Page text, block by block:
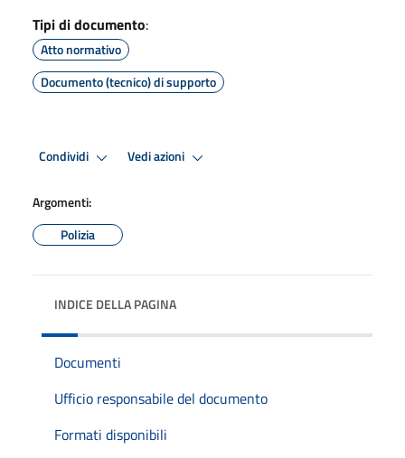
Tipi di documento:
Atto normativo
Documento (tecnico) di supporto
Condividi Vedi azioni
Argomenti:
Polizia
INDICE DELLA PAGINA
Documenti
Ufficio responsabile del documento
Formati disponibili